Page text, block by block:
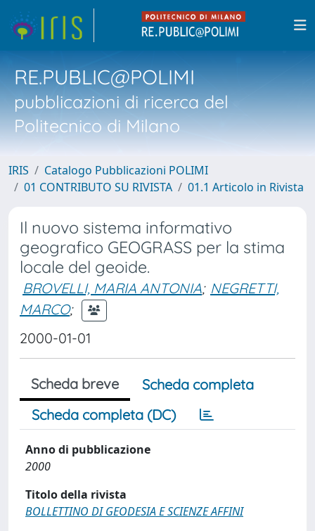
RE.PUBLIC@POLIMI
pubblicazioni di ricerca del
Politecnico di Milano
IRIS
Catalogo Pubblicazioni POLIMI
01 CONTRIBUTO SU RIVISTA
01.1 Articolo in Rivista
Il nuovo sistema informativo
geografico GEOGRASS per la stima
locale del geoide.
BROVELLI, MARIA ANTONIA; NEGRETTI,
MARCO;
2000-01-01
Scheda breve
Scheda completa
Scheda completa (DC)
Anno di pubblicazione
2000
Titolo della rivista
BOLLETTINO DI GEODESIA E SCIENZE AFFINI